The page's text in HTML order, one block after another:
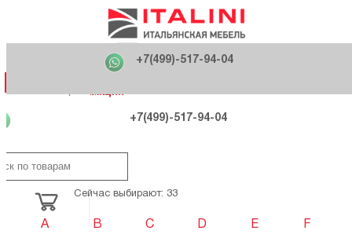
+7(499)-517-94-04
Фабрики
Распродажа
Как купить
О компании
Акция
+7(499)-517-94-04
121170 , г. Москва,
ул. Кутузовский проспект, д. 36 стр.3
+7(499)-517-94-04
Сейчас выбирают: 33
A B C D E
F